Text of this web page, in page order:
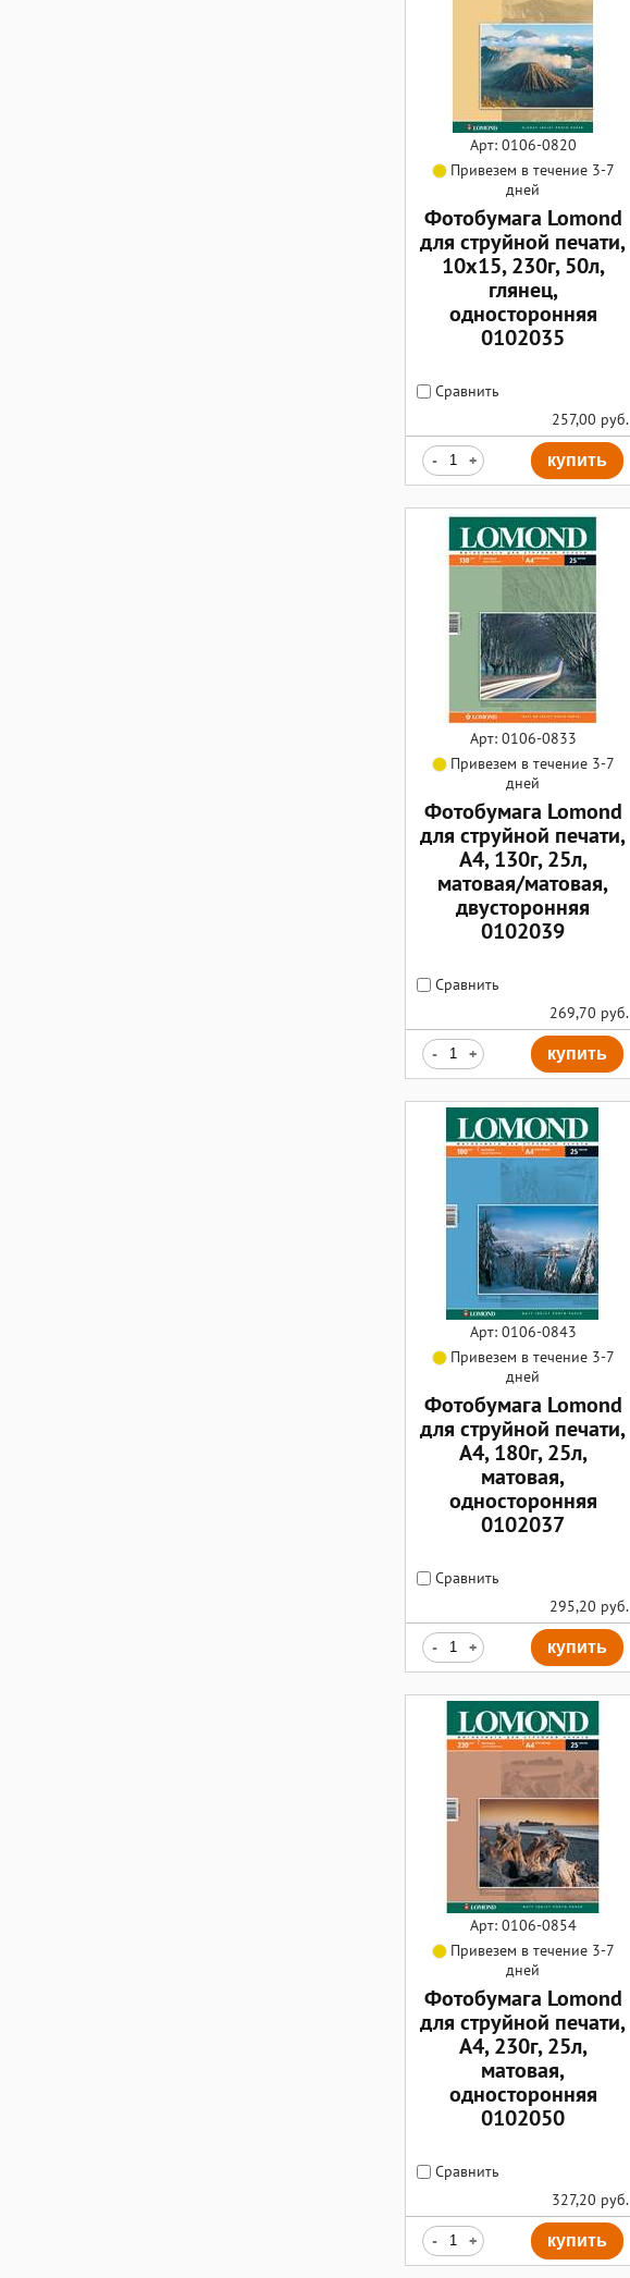
Арт: 0106-0820
Привезем в течение 3-7
дней
Фотобумага Lomond
для струйной печати,
10x15, 230г, 50л,
глянец,
односторонняя
0102035
Сравнить
257,00 руб.
- + купить
Арт: 0106-0833
Привезем в течение 3-7
дней
Фотобумага Lomond
для струйной печати,
А4, 130г, 25л,
матовая/матовая,
двусторонняя
0102039
Сравнить
269,70 руб.
- + купить
Арт: 0106-0843
Привезем в течение 3-7
дней
Фотобумага Lomond
для струйной печати,
А4, 180г, 25л,
матовая,
односторонняя
0102037
Сравнить
295,20 руб.
- + купить
Арт: 0106-0854
Привезем в течение 3-7
дней
Фотобумага Lomond
для струйной печати,
А4, 230г, 25л,
матовая,
односторонняя
0102050
Сравнить
327,20 руб.
- + купить